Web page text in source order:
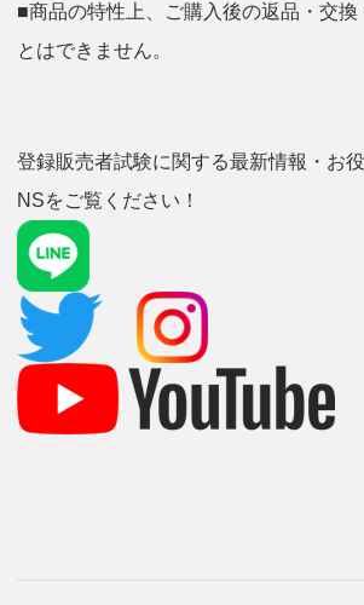
■商品の特性上、ご購入後の返品・交換
とはできません。
登録販売者試験に関する最新情報・お
NSをご覧ください！